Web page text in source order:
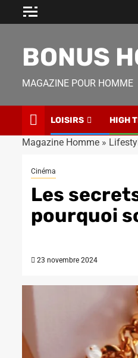
BONUS
MAGAZINE POUR HOMME
LOISIRS HIGH
Magazine Homme »
Cinéma
Les
pourquoi
23 novembre 2024